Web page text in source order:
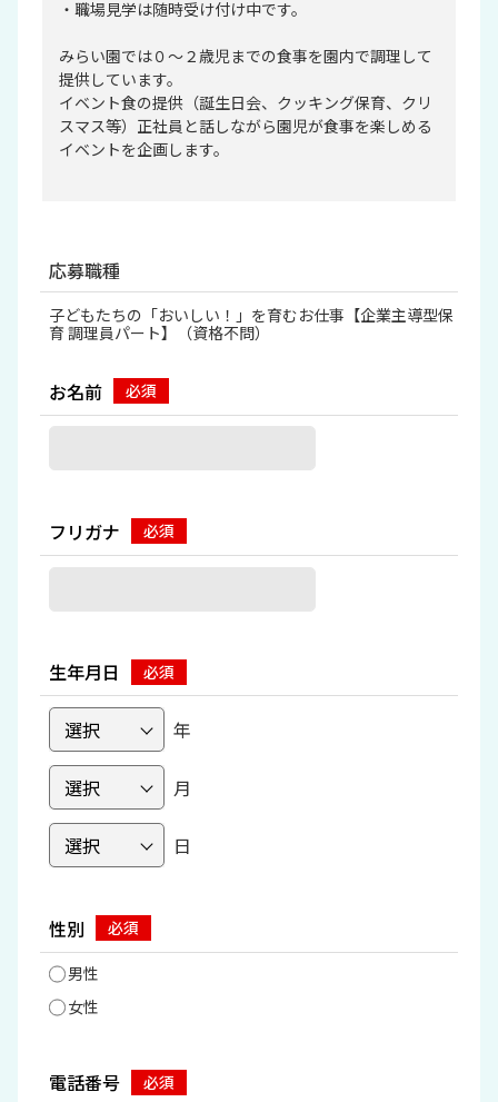
・職場見学は随時受け付け中です。
みらい園では０～２歳児までの食事を園内で調理して
提供しています。
イベント食の提供（誕生日会、クッキング保育、クリ
スマス等）正社員と話しながら園児が食事を楽しめる
イベントを企画します。
応募職種
子どもたちの「おいしい！」を育むお仕事【企業主導型保
育 調理員パート】（資格不問）
お名前
フリガナ
生年月日
年
月
日
性別
男性
女性
電話番号